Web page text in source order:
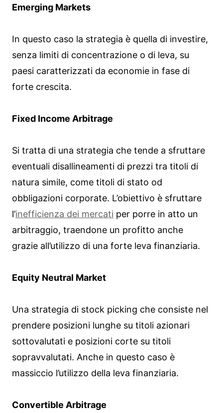
Emerging Markets
In questo caso la strategia è quella di investire,
senza limiti di concentrazione o di leva, su
paesi caratterizzati da economie in fase di
forte crescita.
Fixed Income Arbitrage
Si tratta di una strategia che tende a sfruttare
eventuali disallineamenti di prezzi tra titoli di
natura simile, come titoli di stato od
obbligazioni corporate. L’obiettivo è sfruttare
l’inefficienza dei mercati per porre in atto un
arbitraggio, traendone un profitto anche
grazie all’utilizzo di una forte leva finanziaria.
Equity Neutral Market
Una strategia di stock picking che consiste nel
prendere posizioni lunghe su titoli azionari
sottovalutati e posizioni corte su titoli
sopravvalutati. Anche in questo caso è
massiccio l’utilizzo della leva finanziaria.
Convertible Arbitrage